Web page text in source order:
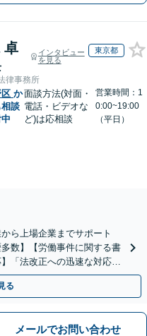
卓
インタビュー
を見る
東京都
律事務所
か
相談
面談方法(対面・
電話・ビデオな
ど)は応相談
営業時間：1
0:00~19:00
（平日）
ら上場企業までサポート
数】【労働事件に関する書
「法改正への迅速な対応」
」
る
メールでお問い合わせ